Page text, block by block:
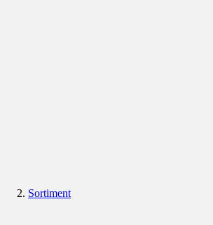
Sortiment